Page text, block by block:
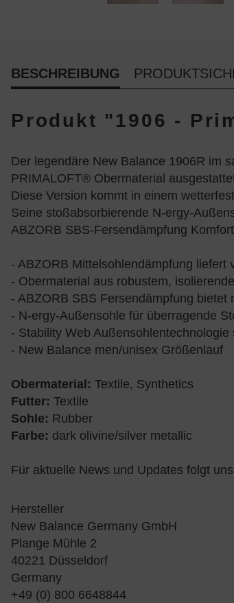
BESCHREIBUNG
Produkt "1906 -
Der legendäre New Balance 1906R im
PRIMALOFT® Obermaterial
Diese Version kommt in einem
Seine stoßabsorbierende N-ergy-
ABZORB SBS-Fersendämpfung
- ABZORB Mittelsohlendämpfung liefert
- Obermaterial aus robustem,
- ABZORB SBS Fersendämpfung bietet
- N-ergy-Außensohle für überragende
- Stability Web
- New Balance men/unisex Größenlauf
Obermaterial: Textile, Synthetics
Futter: Textile
Sohle: Rubber
Farbe: dark olivine/silver metallic
Für aktuelle News und Updates folgt
Hersteller
New Balance Germany GmbH
Plange Mühle 2
40221 Düsseldorf
Germany
+49 (0) 800 6648844